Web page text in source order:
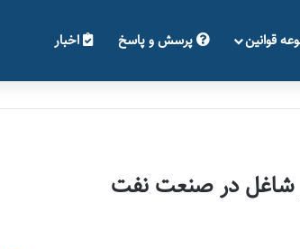
قوانین پرسش و پاسخ اخبار
شاغل در صنعت نفت